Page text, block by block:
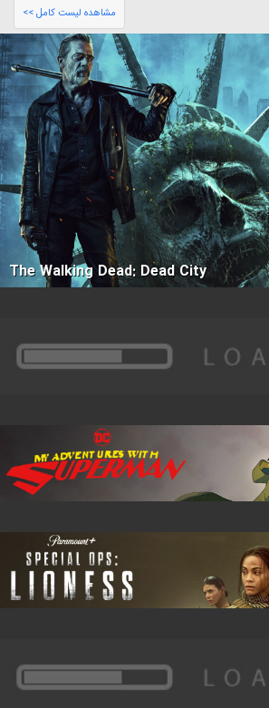
مشاهده لیست کامل >>
The Walking Dead: Dead City